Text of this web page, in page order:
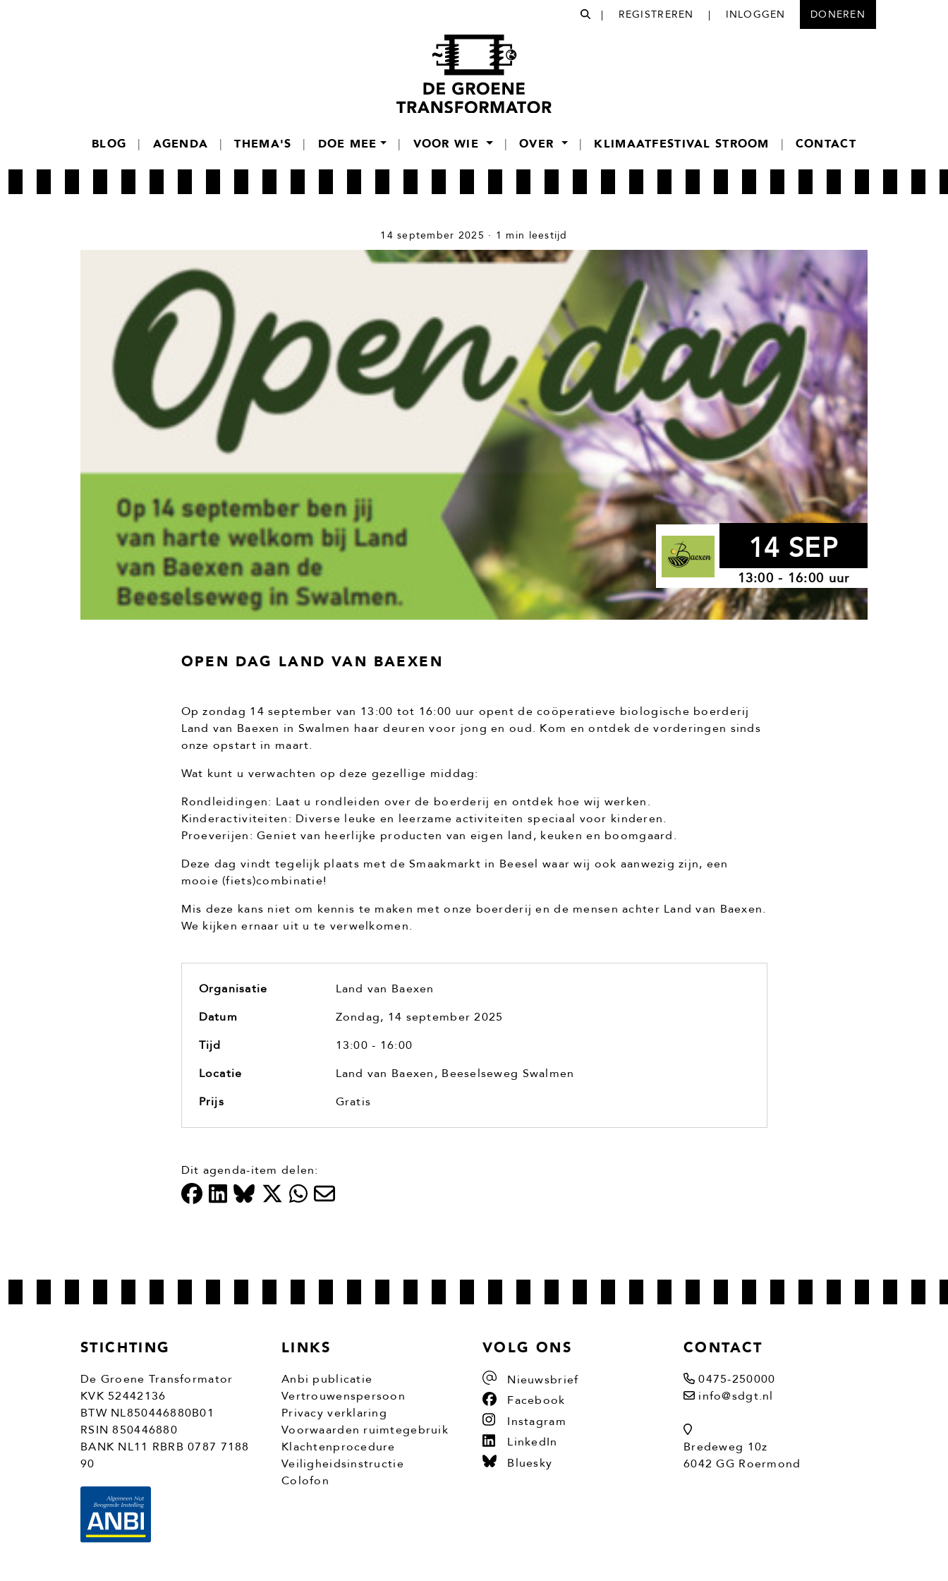
| REGISTREREN | INLOGGEN DONEREN
BLOG | AGENDA | THEMA'S | DOE MEE | VOOR WIE | OVER | KLIMAATFESTIVAL STROOM | CONTACT
14 september 2025 · 1 min leestijd
14 SEP
13:00 - 16:00 uur
OPEN DAG LAND VAN BAEXEN
Op zondag 14 september van 13:00 tot 16:00 uur opent de coöperatieve biologische boerderij
Land van Baexen in Swalmen haar deuren voor jong en oud. Kom en ontdek de vorderingen sinds
onze opstart in maart.
Wat kunt u verwachten op deze gezellige middag:
Rondleidingen: Laat u rondleiden over de boerderij en ontdek hoe wij werken.
Kinderactiviteiten: Diverse leuke en leerzame activiteiten speciaal voor kinderen.
Proeverijen: Geniet van heerlijke producten van eigen land, keuken en boomgaard.
Deze dag vindt tegelijk plaats met de Smaakmarkt in Beesel waar wij ook aanwezig zijn, een
mooie (fiets)combinatie!
Mis deze kans niet om kennis te maken met onze boerderij en de mensen achter Land van Baexen.
We kijken ernaar uit u te verwelkomen.
Organisatie
Land van Baexen
Datum
Zondag, 14 september 2025
Tijd
13:00 - 16:00
Locatie
Land van Baexen, Beeselseweg Swalmen
Prijs
Gratis
Dit agenda-item delen:
STICHTING
De Groene Transformator
KVK 52442136
BTW NL850446880B01
RSIN 850446880
BANK NL11 RBRB 0787 7188
90
LINKS
Anbi publicatie
Vertrouwenspersoon
Privacy verklaring
Voorwaarden ruimtegebruik
Klachtenprocedure
Veiligheidsinstructie
Colofon
VOLG ONS
Nieuwsbrief
Facebook
Instagram
LinkedIn
Bluesky
CONTACT
0475-250000
info@sdgt.nl
Bredeweg 10z
6042 GG Roermond